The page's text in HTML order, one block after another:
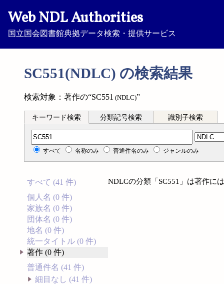
Web NDL Authorities
国立国会図書館典拠データ検索・提供サービス
SC551(NDLC) の検索結果
検索対象：著作の“SC551 (NDLC)”
キーワード検索 分類記号検索 識別子検索
分類記号検索
すべて 名称のみ 普通件名のみ ジャンルのみ
すべて (41 件)
個人名 (0 件)
家族名 (0 件)
団体名 (0 件)
地名 (0 件)
統一タイトル (0 件)
著作 (0 件)
普通件名 (41 件)
細目なし (41 件)
NDLCの分類「SC551」は著作に